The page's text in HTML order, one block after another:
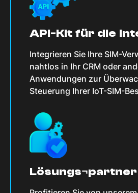
API-Kit für die
Integrieren Sie Ihre SIM-
nahtlos in Ihr CRM oder
Anwendungen zur
Steuerung Ihrer IoT-SIM-
Lösungs¬partner